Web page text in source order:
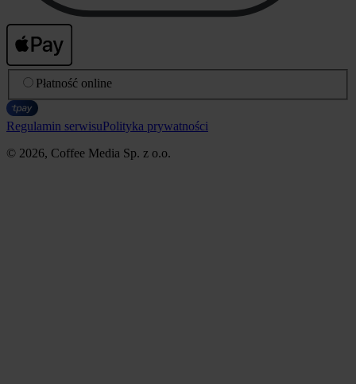
Płatność online
Regulamin serwisuPolityka prywatności
© 2026, Coffee Media Sp. z o.o.